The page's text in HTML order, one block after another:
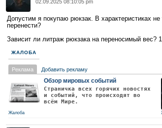
02.09.2025 08:10:05 pm
Допустим я покупаю рюкзак. В характеристиках
перенести?
Зависит ли литраж рюкзака на переносимый вес?
ЖАЛОБА
Реклама Добавить рекламу
Обзор мировых событий
Страничка всех горячих новостях
и событий, что происходят во
всём Мире.
Жалоба